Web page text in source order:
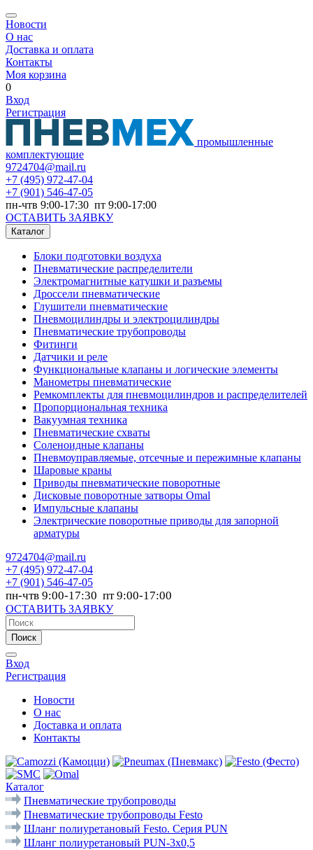
Новости
О нас
Доставка и оплата
Контакты
Моя корзина
0
Вход
Регистрация
промышленные
комплектующие
9724704@mail.ru
+7 (495) 972-47-04
+7 (901) 546-47-05
пн-чтв 9:00-17:30 пт 9:00-17:00
ОСТАВИТЬ ЗАЯВКУ
Каталог
Блоки подготовки воздуха
Пневматические распределители
Электромагнитные катушки и разъемы
Дроссели пневматические
Глушители пневматические
Пневмоцилиндры и электроцилиндры
Пневматические трубопроводы
Фитинги
Датчики и реле
Функциональные клапаны и логические элементы
Манометры пневматические
Ремкомплекты для пневмоцилиндров и распределителей
Пропорциональная техника
Вакуумная техника
Пневматические схваты
Соленоидные клапаны
Пневмоуправляемые, отсечные и пережимные клапаны
Шаровые краны
Приводы пневматические поворотные
Дисковые поворотные затворы Omal
Импульсные клапаны
Электрические поворотные приводы для запорной
арматуры
9724704@mail.ru
+7 (495) 972-47-04
+7 (901) 546-47-05
пн-чтв 9:00-17:30 пт 9:00-17:00
ОСТАВИТЬ ЗАЯВКУ
Поиск
Вход
Регистрация
Новости
О нас
Доставка и оплата
Контакты
Каталог
Пневматические трубопроводы
Пневматические трубопроводы Festo
Шланг полиуретановый Festo. Серия PUN
Шланг полиуретановый PUN-3x0,5